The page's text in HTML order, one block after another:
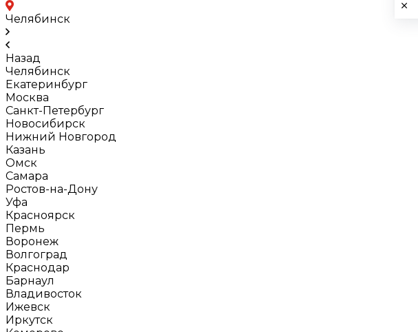
Челябинск
Назад
Челябинск
Екатеринбург
Москва
Санкт-Петербург
Новосибирск
Нижний Новгород
Казань
Омск
Самара
Ростов-на-Дону
Уфа
Красноярск
Пермь
Воронеж
Волгоград
Краснодар
Барнаул
Владивосток
Ижевск
Иркутск